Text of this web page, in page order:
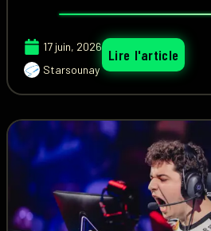
17 juin, 2026
Starsounay
Lire l'article